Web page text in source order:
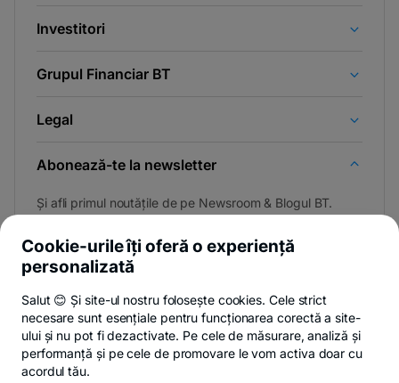
Investitori
Grupul Financiar BT
Legal
Abonează-te la newsletter
Și afli primul noutățile de pe Newsroom & Blogul BT.
Privacy HubPolitica de confidențialitatePolitica de cookies
Cookie-urile îți oferă o experiență
personalizată
Salut 😊 Și site-ul nostru folosește cookies. Cele strict
necesare sunt esențiale pentru funcționarea corectă a site-
ului și nu pot fi dezactivate. Pe cele de măsurare, analiză și
performanță și pe cele de promovare le vom activa doar cu
acordul tău.